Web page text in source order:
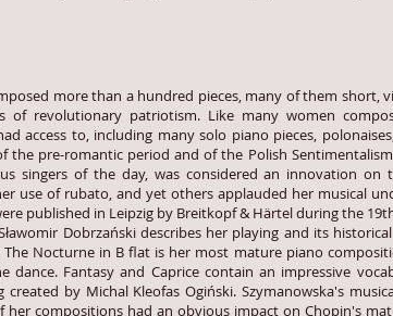
more than a hundred pieces, many of them short,
of revolutionary patriotism. Like many women
access to, including many solo piano pieces,
the pre-romantic period and of the Polish
singers of the day, was considered an innovation
use of rubato, and yet others applauded her musical
published in Leipzig by Breitkopf & Härtel during the
Dobrzański describes her playing and its
Nocturne in B flat is her most mature piano
Fantasy and Caprice contain an impressive
by Michal Kleofas Ogiński. Szymanowska's
her compositions had an obvious impact on Chopin's